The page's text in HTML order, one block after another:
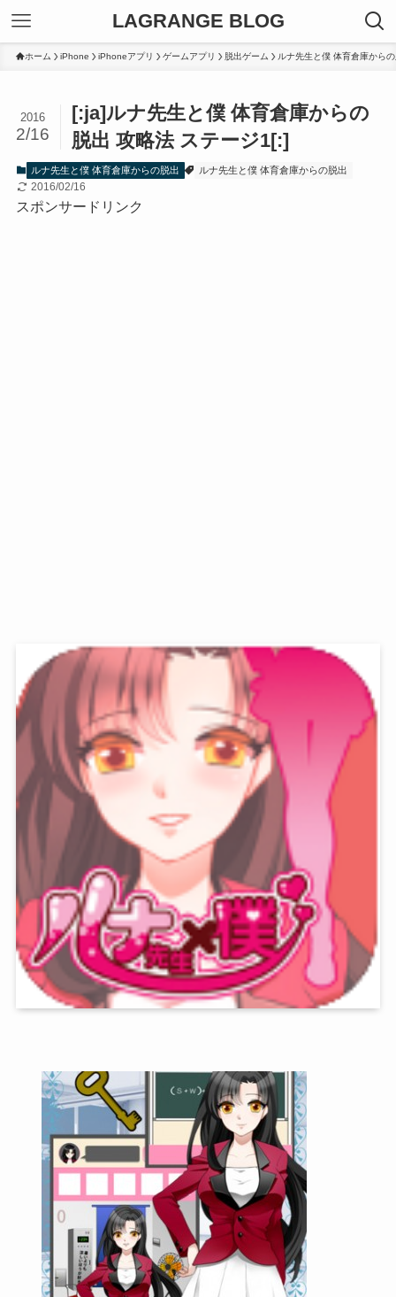
LAGRANGE BLOG
ホーム iPhone iPhoneアプリ ゲームアプリ 脱出ゲーム ルナ先生と僕 体育倉庫から
[:ja]ルナ先生と僕 体育倉庫からの
脱出 攻略法 ステージ1[:]
2016
2/16
ルナ先生と僕 体育倉庫からの脱出 ルナ先生と僕 体育倉庫からの脱出
2016/02/16
スポンサードリンク